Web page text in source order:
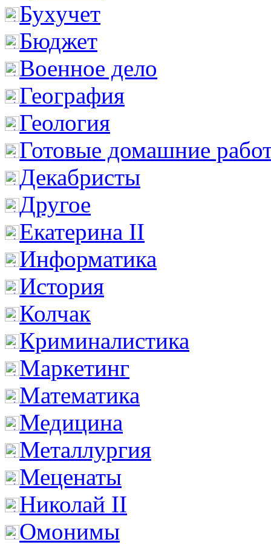
Бухучет
Бюджет
Военное дело
География
Геология
Готовые домашние
Декабристы
Другое
Екатерина II
Информатика
История
Колчак
Криминалистика
Маркетинг
Математика
Медицина
Металлургия
Меценаты
Николай II
Омонимы